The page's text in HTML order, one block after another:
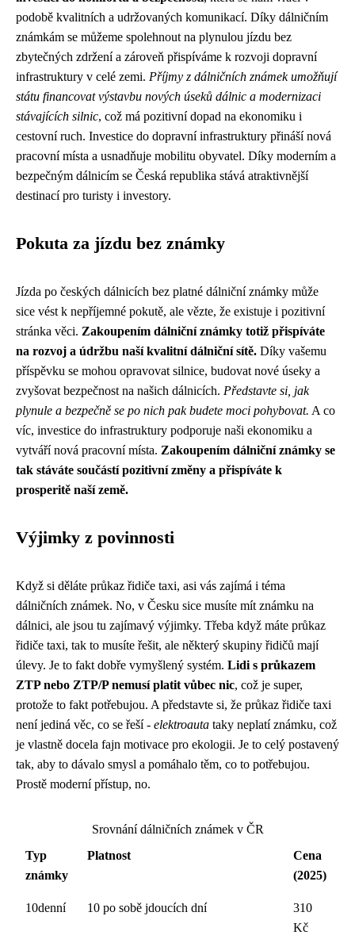
podobě kvalitních a udržovaných komunikací. Díky dálničním
známkám se můžeme spolehnout na plynulou jízdu bez
zbytečných zdržení a zároveň přispíváme k rozvoji dopravní
infrastruktury v celé zemi. Příjmy z dálničních známek umožňují
státu financovat výstavbu nových úseků dálnic a modernizaci
stávajících silnic, což má pozitivní dopad na ekonomiku i
cestovní ruch. Investice do dopravní infrastruktury přináší nová
pracovní místa a usnadňuje mobilitu obyvatel. Díky moderním a
bezpečným dálnicím se Česká republika stává atraktivnější
destinací pro turisty i investory.
Pokuta za jízdu bez známky
Jízda po českých dálnicích bez platné dálniční známky může
sice vést k nepříjemné pokutě, ale vězte, že existuje i pozitivní
stránka věci. Zakoupením dálniční známky totiž přispíváte
na rozvoj a údržbu naší kvalitní dálniční sítě. Díky vašemu
příspěvku se mohou opravovat silnice, budovat nové úseky a
zvyšovat bezpečnost na našich dálnicích. Představte si, jak
plynule a bezpečně se po nich pak budete moci pohybovat. A co
víc, investice do infrastruktury podporuje naši ekonomiku a
vytváří nová pracovní místa. Zakoupením dálniční známky se
tak stáváte součástí pozitivní změny a přispíváte k
prosperitě naší země.
Výjimky z povinnosti
Když si děláte průkaz řidiče taxi, asi vás zajímá i téma
dálničních známek. No, v Česku sice musíte mít známku na
dálnici, ale jsou tu zajímavý výjimky. Třeba když máte průkaz
řidiče taxi, tak to musíte řešit, ale některý skupiny řidičů mají
úlevy. Je to fakt dobře vymyšlený systém. Lidi s průkazem
ZTP nebo ZTP/P nemusí platit vůbec nic, což je super,
protože to fakt potřebujou. A představte si, že průkaz řidiče taxi
není jediná věc, co se řeší - elektroauta taky neplatí známku, což
je vlastně docela fajn motivace pro ekologii. Je to celý postavený
tak, aby to dávalo smysl a pomáhalo těm, co to potřebujou.
Prostě moderní přístup, no.
Srovnání dálničních známek v ČR
Typ
známky
Platnost
Cena
(2025)
10denní 10 po sobě jdoucích dní
310
Kč